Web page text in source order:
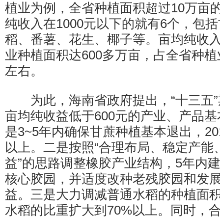
植业为例，全省种植面积超过10万亩
纯收入在1000元以下的就有6个，包
稻、番薯、花生、椰子等。亩均纯收
业种植面积达600多万亩，占全省种
左右。
为此，海南省政府提出，“十三五”
亩均纯收益低于600元的产业、产品
是3~5年内确保甘蔗种植基本退出，
以上。二是按照“合理布局、稳定产
益”的思路调整橡胶产业结构，5年内
核心胶园，并适度改种老残胶园和发
益。三是大力调减普通水稻的种植面
水稻的比重扩大到70%以上。同时，